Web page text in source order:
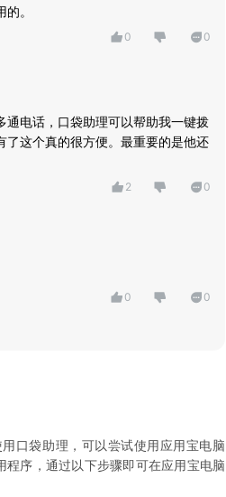
。
0 0
通电话，口袋助理可以帮助我一键拨
了这个真的很方便。最重要的是他还
2 0
0 0
口袋助理 ，可以尝试使用应用宝电脑
程序，通过以下步骤即可在应用宝电脑